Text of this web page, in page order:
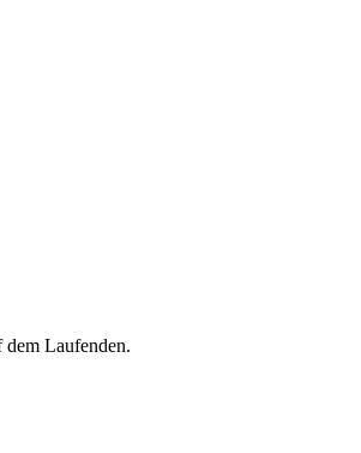
dem Laufenden.